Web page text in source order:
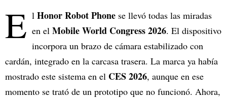
E l Honor Robot Phone se llevó todas las miradas
en el Mobile World Congress 2026. El dispositivo
incorpora un brazo de cámara estabilizado con
cardán, integrado en la carcasa trasera. La marca ya había
mostrado este sistema en el CES 2026, aunque en ese
momento se trató de un prototipo que no funcionó. Ahora,